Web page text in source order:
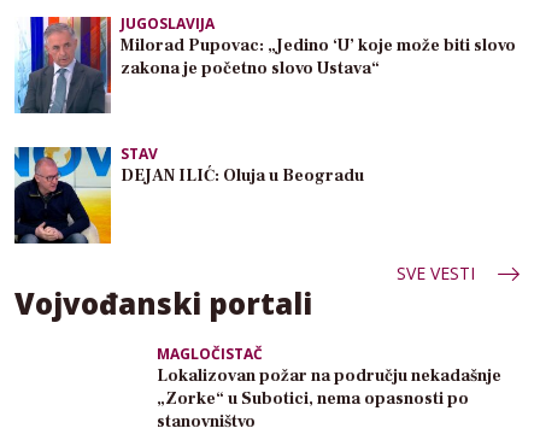
JUGOSLAVIJA
Milorad Pupovac: „Jedino ‘U’ koje može biti slovo
zakona je početno slovo Ustava“
STAV
DEJAN ILIĆ: Oluja u Beogradu
SVE VESTI
Vojvođanski portali
MAGLOČISTAČ
Lokalizovan požar na području nekadašnje
„Zorke“ u Subotici, nema opasnosti po
stanovništvo